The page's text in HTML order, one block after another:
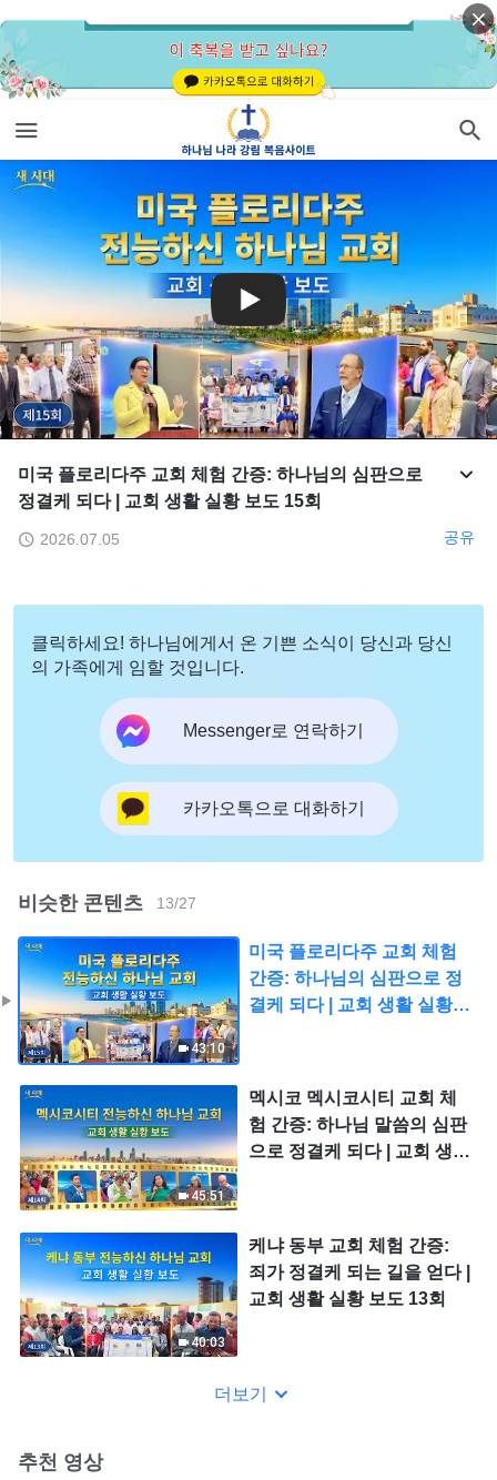
미국 플로리다주 교회 체험 간증: 하나님의 심판으로
정결케 되다 | 교회 생활 실황 보도 15회
2026.07.05 공유
클릭하세요! 하나님에게서 온 기쁜 소식이 당신과 당신
의 가족에게 임할 것입니다.
Messenger로 연락하기
카카오톡으로 대화하기
비슷한 콘텐츠 13/27
43:10
미국 플로리다주 교회 체험
간증: 하나님의 심판으로 정
결케 되다 | 교회 생활 실황
45:51
멕시코 멕시코시티 교회 체
험 간증: 하나님 말씀의 심판
으로 정결케 되다 | 교회 생활
40:03
케냐 동부 교회 체험 간증:
죄가 정결케 되는 길을 얻다 |
교회 생활 실황 보도 13회
더보기
추천 영상